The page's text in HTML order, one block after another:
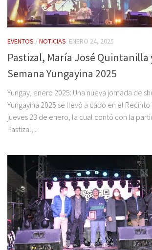
EVENTOS /NOTICIAS ENERO 24, 2025
Pastizal, María José Quintanilla
Semana Yungayina 2025
Yungay, enero 2025: Una nueva jornada de
Yungayina 2025 se llevó a cabo en el
jueves 23 de enero, la cual contó con la
Pastizal,...